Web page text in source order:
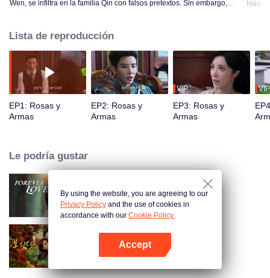
Wen, se infiltra en la familia Qin con falsos pretextos. Sin embargo,
cuando Qin Kewen regresa con un voto de venganza, decidido a exponer a
Wen Yunong como un fraude amoroso. A pesar de su postura adversaria,
sus emociones se profundizan con cada encuentro.
Más
Lista de reproducción
EP1: Rosas y
Armas
EP2: Rosas y
Armas
VIP
EP3: Rosas y
Armas
VIP
Le podría gustar
Amor Eterno
Amor peligroso
By using the website, you are agreeing to our
Privacy Policy and the use of cookies in
accordance with our Cookie Policy.
Accept